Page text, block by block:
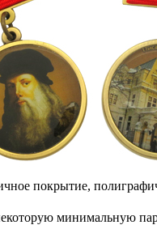
покрытие,
минимальную